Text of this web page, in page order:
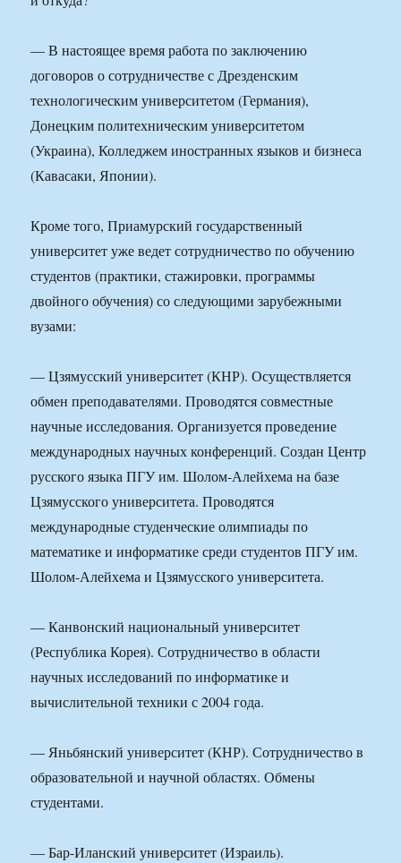
— В настоящее время работа по заключению
договоров о сотрудничестве с Дрезденским
технологическим университетом (Германия),
Донецким политехническим университетом
(Украина), Колледжем иностранных языков и бизнеса
(Кавасаки, Японии).
Кроме того, Приамурский государственный
университет уже ведет сотрудничество по обучению
студентов (практики, стажировки, программы
двойного обучения) со следующими зарубежными
вузами:
— Цзямусский университет (КНР). Осуществляется
обмен преподавателями. Проводятся совместные
научные исследования. Организуется проведение
международных научных конференций. Создан Центр
русского языка ПГУ им. Шолом-Алейхема на базе
Цзямусского университета. Проводятся
международные студенческие олимпиады по
математике и информатике среди студентов ПГУ им.
Шолом-Алейхема и Цзямусского университета.
— Канвонский национальный университет
(Республика Корея). Сотрудничество в области
научных исследований по информатике и
вычислительной техники с 2004 года.
— Яньбянский университет (КНР). Сотрудничество в
образовательной и научной областях. Обмены
студентами.
— Бар-Иланский университет (Израиль).